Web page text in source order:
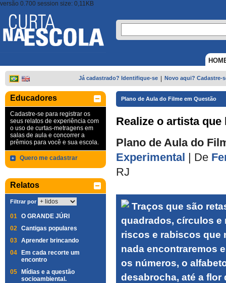
versão 0.700 session size: 0,11KB
Já cadastrado? Identifique-se Novo aqui? Cadastre-
Educadores
Cadastre-se para registrar os
seus relatos de experiência com
o uso de curtas-metragens em
salas de aula e concorrer a
prêmios para você e sua escola.
Quero me cadastrar
Relatos
Filtrar por
01 O GRANDE JÚRI
02 Cantigas populares
03 Aprender brincando
04
Em cada recorte um
encontro
05
Mídias e a questão
socioambiental.
Plano de Aula do Filme em Questão
Realize o artista
Plano de Aula do
Experimental
De
RJ
Traços que são
quadrados, círculos e
riscos e rabiscos que
nada encontraremos
os números, o
desabrocha, até a flor